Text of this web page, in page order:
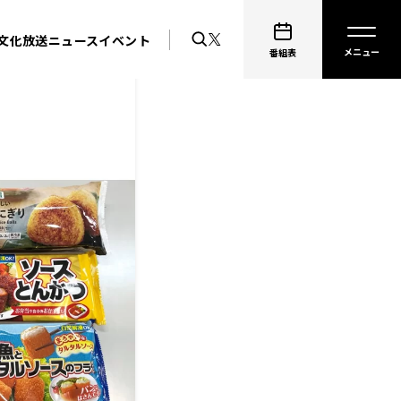
化放送ニュースイベント
番組表